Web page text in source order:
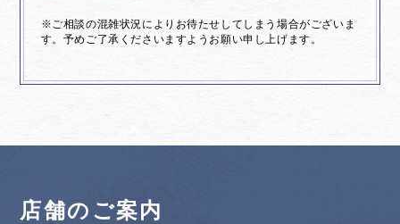
※ご相談の混雑状況によりお待たせしてしまう場合がございま
す。予めご了承くださいますようお願い申し上げます。
店舗のご案内